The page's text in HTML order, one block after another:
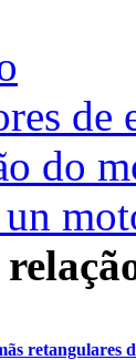
de
do
retangulares